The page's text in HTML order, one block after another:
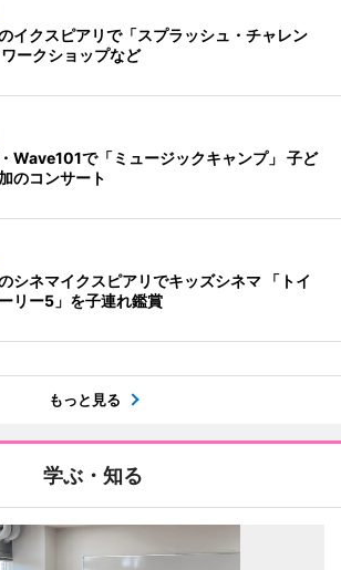
イクスピアリで「スプラッシュ・チャレン
ークショップなど
Wave101で「ミュージックキャンプ」 子ど
のコンサート
シネマイクスピアリでキッズシネマ 「トイ
リー5」を子連れ鑑賞
もっと見る
学ぶ・知る